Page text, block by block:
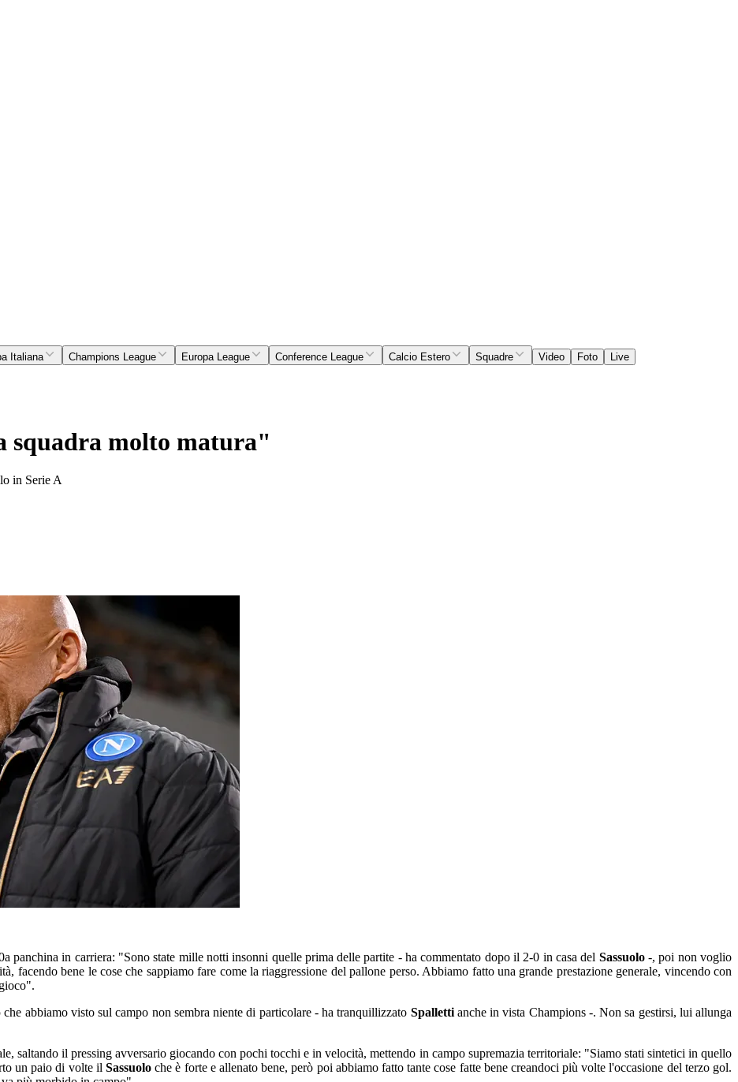
Italiana Champions League Europa League Conference League Calcio Estero Squadre Video Foto
Live
molto matura"
in Serie A
panchina in carriera: "Sono state mille notti insonni quelle prima delle partite - ha commentato dopo il 2-0 in casa del Sassuolo-, poi non voglio
facendo bene le cose che sappiamo fare come la riaggressione del pallone perso. Abbiamo fatto una grande prestazione generale, vincendo con
abbiamo visto sul campo non sembra niente di particolare - ha tranquillizzato Spalletti anche in vista Champions -. Non sa gestirsi, lui allunga
saltando il pressing avversario giocando con pochi tocchi e in velocità, mettendo in campo supremazia territoriale: "Siamo stati sintetici in quello
un paio di volte ilSassuoloche è forte e allenato bene, però poi abbiamo fatto tante cose fatte bene creandoci più volte l'occasione del terzo gol.